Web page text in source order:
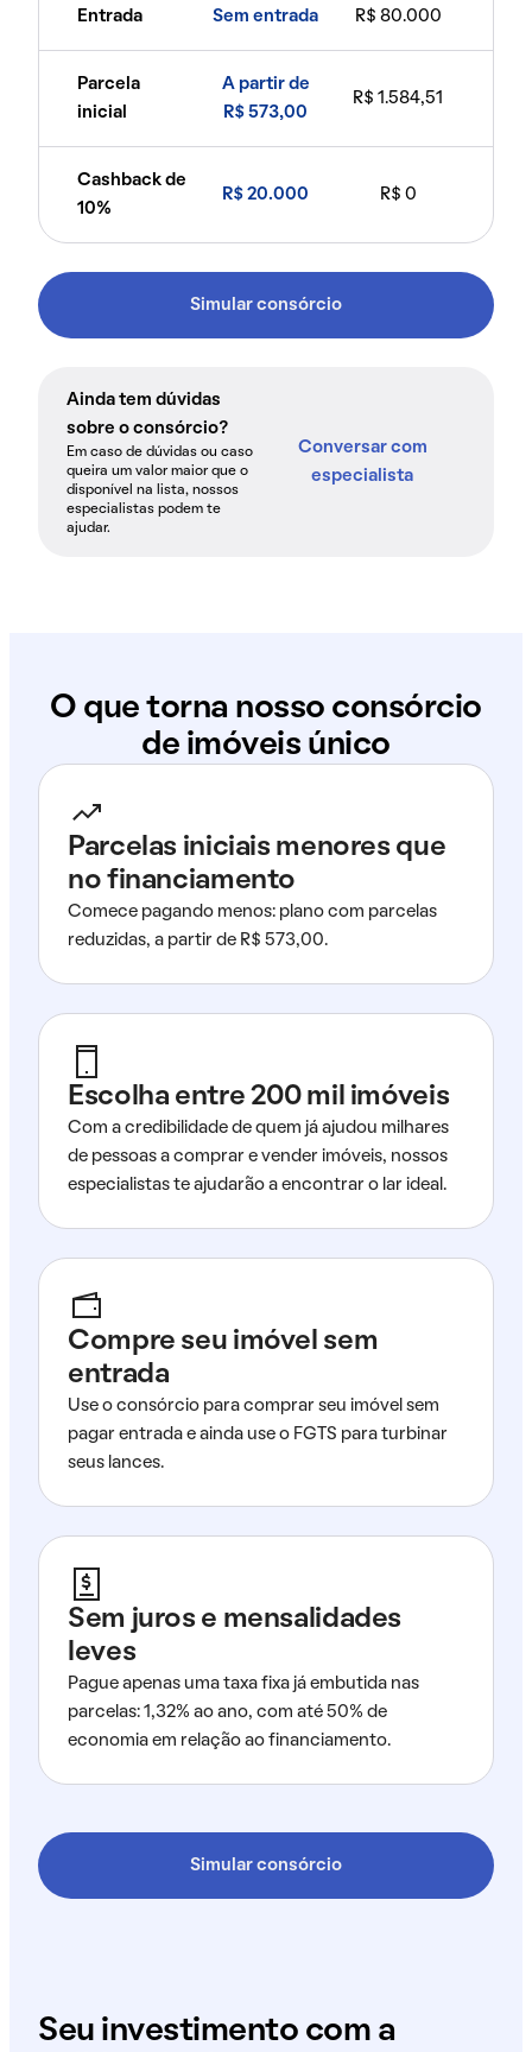
Entrada Sem entrada R$ 80.000
Parcela
inicial
A partir de
R$ 573,00
R$ 1.584,51
Cashback de
10%
R$ 20.000 R$ 0
Simular consórcio
Ainda tem dúvidas
sobre o consórcio?
Em caso de dúvidas ou caso
queira um valor maior que o
disponível na lista, nossos
especialistas podem te
ajudar.
Conversar com
especialista
O que torna nosso consórcio
de imóveis único
Parcelas iniciais menores que
no financiamento
Comece pagando menos: plano com parcelas
reduzidas, a partir de R$ 573,00.
Escolha entre 200 mil imóveis
Com a credibilidade de quem já ajudou milhares
de pessoas a comprar e vender imóveis, nossos
especialistas te ajudarão a encontrar o lar ideal.
Compre seu imóvel sem
entrada
Use o consórcio para comprar seu imóvel sem
pagar entrada e ainda use o FGTS para turbinar
seus lances.
Sem juros e mensalidades
leves
Pague apenas uma taxa fixa já embutida nas
parcelas: 1,32% ao ano, com até 50% de
economia em relação ao financiamento.
Simular consórcio
Seu investimento com a